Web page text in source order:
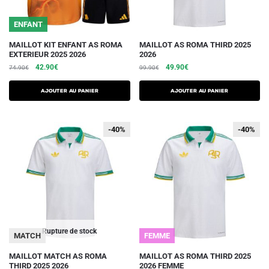
page
du
produit
ENFANT
MAILLOT KIT ENFANT AS ROMA
EXTERIEUR 2025 2026
74.90€
Le
initial
était :
42.90€Le
actuel
est :
AJOUTER AU PANIER
Ce
produit
a
plusieurs
variations.
peuvent
choisies
du
MAILLOT AS ROMA THIRD 2025
2026
99.90€
Le
initial
était :
49.90€Le
actuel
est :
AJOUTER AU PANIER
Ce
produit
a
plusieurs
variations.
peuvent
choisies
du
produit
Rupture de stock
-40%
-40%
MATCH
MAILLOT MATCH AS ROMA
THIRD 2025 2026
Ce
-40%
FEMME
-40%
MAILLOT AS ROMA THIRD 2025
2026 FEMME
Ce